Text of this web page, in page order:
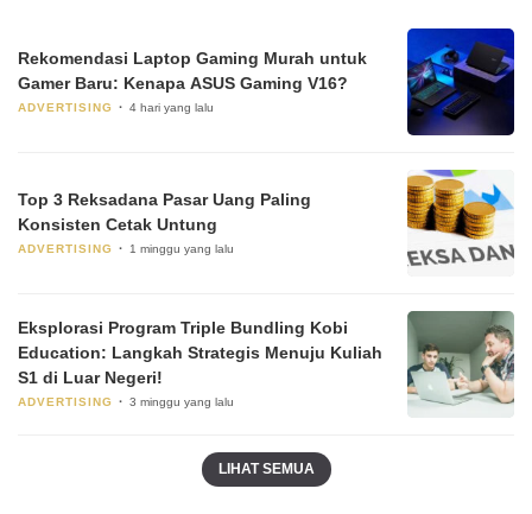
Rekomendasi Laptop Gaming Murah untuk
Gamer Baru: Kenapa ASUS Gaming V16?
ADVERTISING 4 hari yang lalu
Top 3 Reksadana Pasar Uang Paling
Konsisten Cetak Untung
ADVERTISING 1 minggu yang lalu
Eksplorasi Program Triple Bundling Kobi
Education: Langkah Strategis Menuju Kuliah
S1 di Luar Negeri!
ADVERTISING 3 minggu yang lalu
LIHAT SEMUA